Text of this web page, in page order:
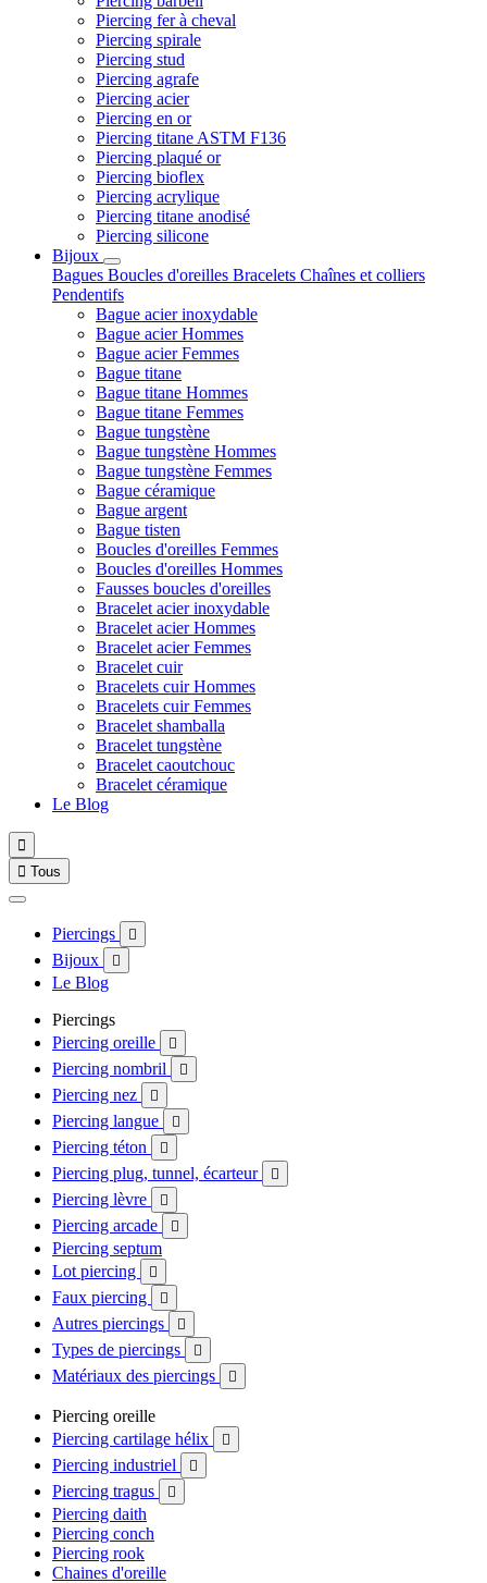
Piercing fer à cheval
Piercing spirale
Piercing stud
Piercing agrafe
Piercing acier
Piercing en or
Piercing titane ASTM F136
Piercing plaqué or
Piercing bioflex
Piercing acrylique
Piercing titane anodisé
Piercing silicone
Bijoux
Bagues Boucles d'oreilles Bracelets Chaînes et colliers
Pendentifs
Bague acier inoxydable
Bague acier Hommes
Bague acier Femmes
Bague titane
Bague titane Hommes
Bague titane Femmes
Bague tungstène
Bague tungstène Hommes
Bague tungstène Femmes
Bague céramique
Bague argent
Bague tisten
Boucles d'oreilles Femmes
Boucles d'oreilles Hommes
Fausses boucles d'oreilles
Bracelet acier inoxydable
Bracelet acier Hommes
Bracelet acier Femmes
Bracelet cuir
Bracelets cuir Hommes
Bracelets cuir Femmes
Bracelet shamballa
Bracelet tungstène
Bracelet caoutchouc
Bracelet céramique
Le Blog

 Tous
Piercings 
Bijoux 
Le Blog
Piercings
Piercing oreille

Piercing nombril 
Piercing nez 
Piercing langue 
Piercing téton 
Piercing plug, tunnel, écarteur 
Piercing lèvre 
Piercing arcade 
Piercing septum
Lot piercing

Faux piercing 
Autres piercings 
Types de piercings 
Matériaux des piercings 
Piercing oreille
Piercing cartilage hélix

Piercing industriel 
Piercing tragus 
Piercing daith
Piercing conch
Piercing rook
Chaines d'oreille